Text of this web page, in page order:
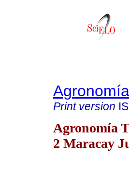
Print version
Agronomía
2 Maracay